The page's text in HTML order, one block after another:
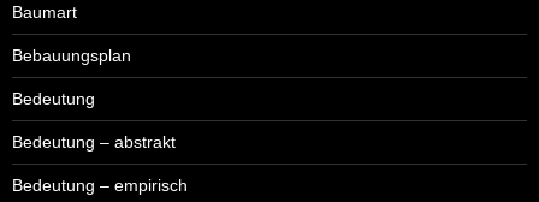
Baumart
Bebauungsplan
Bedeutung
Bedeutung – abstrakt
Bedeutung – empirisch